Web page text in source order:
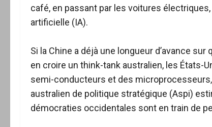
café, en passant par les voitures
artificielle (IA).
Si la Chine a déjà une longueur d’avance
en croire un think-tank australien, les États-
semi-conducteurs et des microprocesseurs,
australien de politique stratégique (Aspi)
démocraties occidentales sont en train de